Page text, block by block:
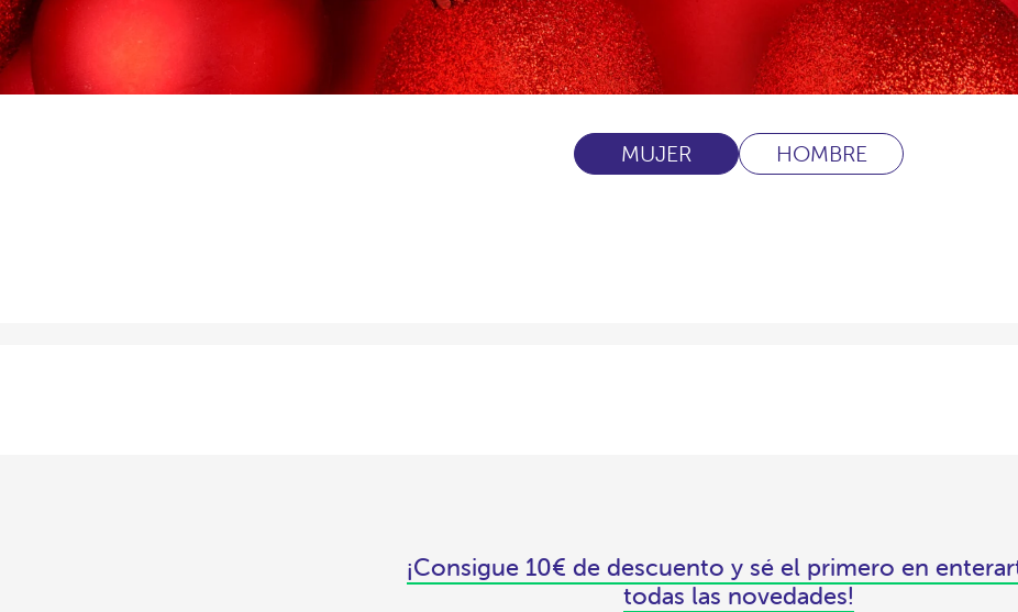
MUJER HOMBRE
¡Consigue 10€ de descuento y sé el primero en
todas las novedades!